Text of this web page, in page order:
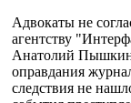
Адвокаты не
агентству
Анатолий
оправдания
следствия не